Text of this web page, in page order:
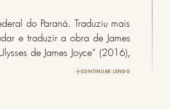
do Paraná. Traduziu mais
e traduzir a obra de James
de James Joyce” (2016),
(2023) e “Na ponta da
CONTINUAR LENDO